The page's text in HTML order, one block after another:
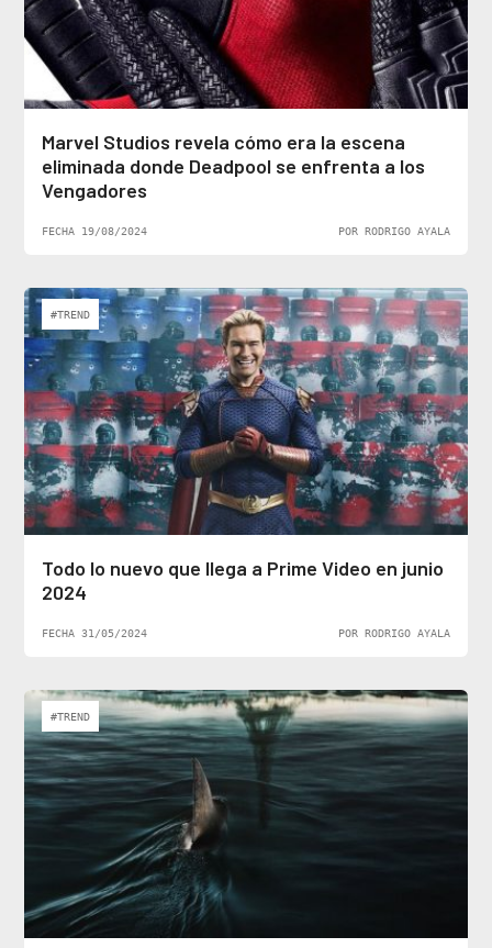
Marvel Studios revela cómo era la escena
eliminada donde Deadpool se enfrenta a los
Vengadores
FECHA 19/08/2024 POR RODRIGO AYALA
#TREND
Todo lo nuevo que llega a Prime Video en junio
2024
FECHA 31/05/2024 POR RODRIGO AYALA
#TREND